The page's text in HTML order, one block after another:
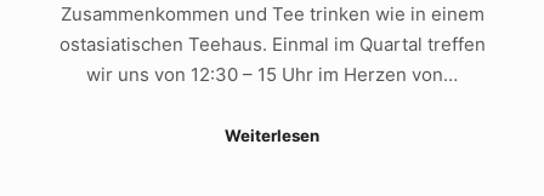
Zusammenkommen und Tee trinken wie in einem
ostasiatischen Teehaus. Einmal im Quartal treffen
wir uns von 12:30 – 15 Uhr im Herzen von…
Weiterlesen